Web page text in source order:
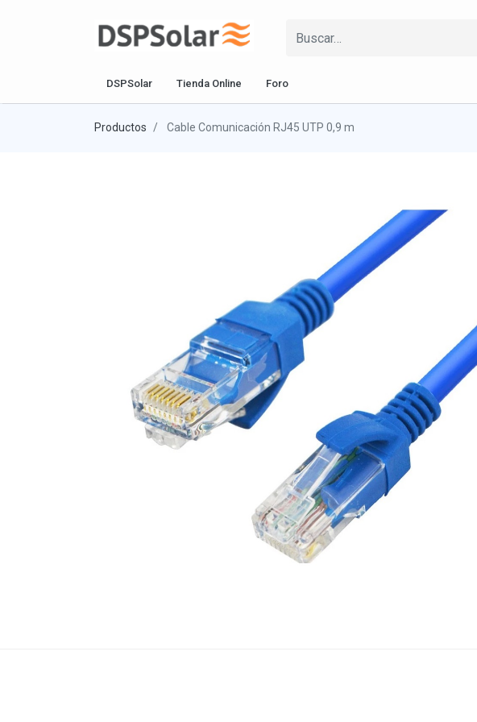
DSPSolar Tienda Online Foro
Productos Cable Comunicación RJ45 UTP 0,9 m